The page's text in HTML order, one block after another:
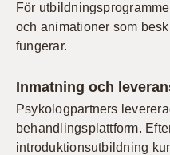
För
och animationer som
fungerar.
Inmatning och
Psykologpartners
behandlingsplattform.
introduktionsutbildning